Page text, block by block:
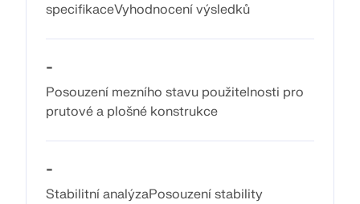
Nástroj Geo-zóny
Online služba Dlubal poskytuje mapy oblastí pro
rychlé stanovení sněhových zatížení, rychlostí větru
a seizmických údajů.
KONTROLOVAT ZATÍŽENÍ ZÓN
specifikaceVyhodnocení výsledků
-
Posouzení mezního stavu použitelnosti pro
prutové a plošné konstrukce
-
Stabilitní analýzaPosouzení stability